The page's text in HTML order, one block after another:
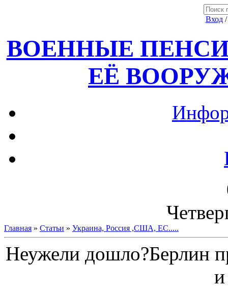
Вход
ВОЕННЫЕ
ЕЁ
Главная » Статьи » Украина, Россия ,США, ЕС.....
Неужели дошло?Берлин